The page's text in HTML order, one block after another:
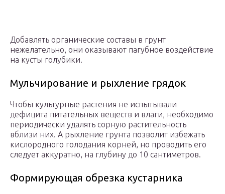
Добавлять органические составы в грунт
нежелательно, они оказывают пагубное воздействие
на кусты голубики.
Мульчирование и рыхление грядок
Чтобы культурные растения не испытывали
дефицита питательных веществ и влаги, необходимо
периодически удалять сорную растительность
вблизи них. А рыхление грунта позволит избежать
кислородного голодания корней, но проводить его
следует аккуратно, на глубину до 10 сантиметров.
Формирующая обрезка кустарника